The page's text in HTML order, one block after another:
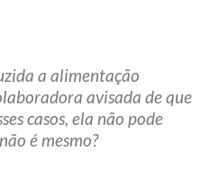
a alimentação
avisada de que
casos, ela não pode
é mesmo?